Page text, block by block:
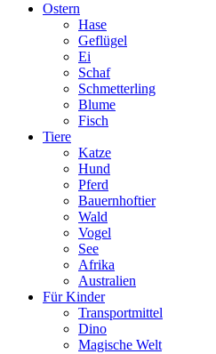
Ostern
Hase
Geflügel
Ei
Schaf
Schmetterling
Blume
Fisch
Tiere
Katze
Hund
Pferd
Bauernhoftier
Wald
Vogel
See
Afrika
Australien
Für Kinder
Transportmittel
Dino
Magische Welt